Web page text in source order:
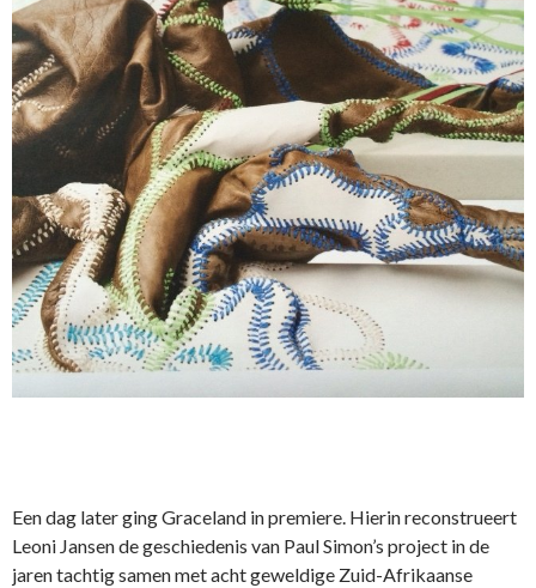
Een dag later ging Graceland in premiere. Hierin reconstrueert
Leoni Jansen de geschiedenis van Paul Simon’s project in de
jaren tachtig samen met acht geweldige Zuid-Afrikaanse